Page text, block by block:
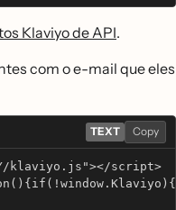
Klaviyo de API.
com o e-mail que eles
TEXT Copy
klaviyo.js"></script>